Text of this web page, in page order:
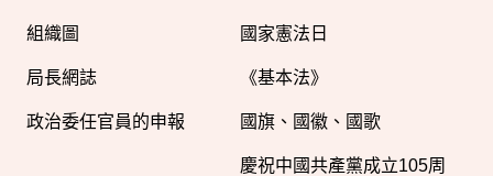
組織圖​
局長網誌
政治委任官員的申報
國家憲法日
《基本法》
國旗、國徽、國歌
慶祝中國共產黨成立105周